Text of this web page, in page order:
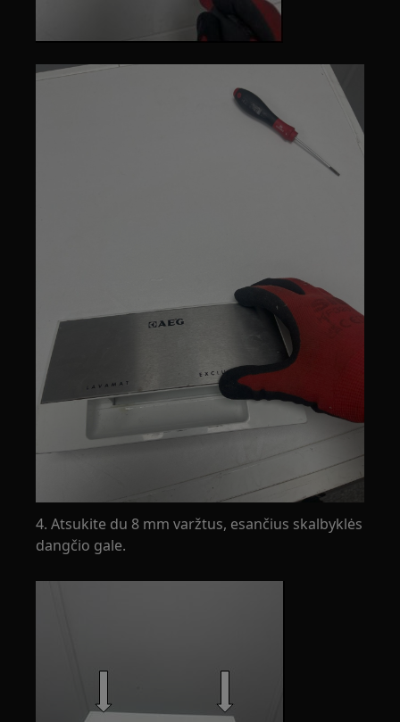
4. Atsukite du 8 mm varžtus, esančius skalbyklės
dangčio gale.